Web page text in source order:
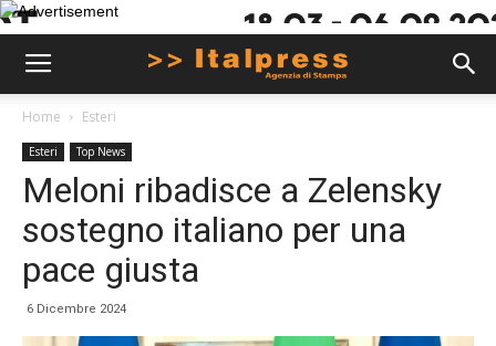
Home Esteri
Esteri Top News
Meloni ribadisce a Zelensky
sostegno italiano per una
pace giusta
6 Dicembre 2024